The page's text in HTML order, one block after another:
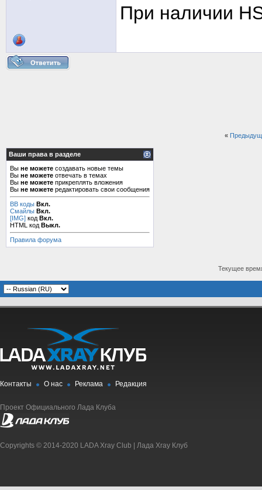
При наличии
«
Ваши права в разделе
Вы не можете создавать новые темы
Вы не можете отвечать в темах
Вы не можете прикреплять вложения
Вы не можете редактировать свои сообщения
BB коды Вкл.
Смайлы Вкл.
[IMG] код Вкл.
HTML код Выкл.
Правила форума
Текущее
Контакты О нас Реклама Редакция
Проект Официального Лада Клуба
Copyrights © 2014-2020 LADA Xray Club | Лада Xray Клуб